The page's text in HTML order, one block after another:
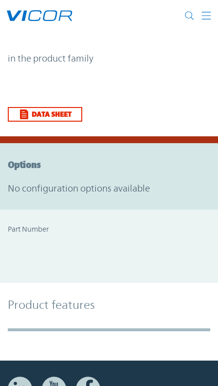
| | Vicor
in the product family
DATA SHEET
Options
No configuration options available
Part Number
Product Features
Product features
Accordion Section